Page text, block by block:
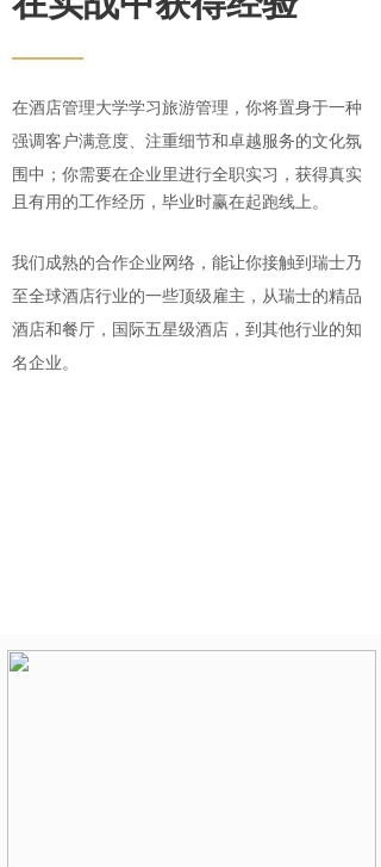
——
在酒店管理大学学习旅游管理，你将置身于一种
强调客户满意度、注重细节和卓越服务的文化氛
围中； 你需要在企业里进行全职实习，获得真实
且有用的工作经历，毕业时赢在起跑线上。
我们成熟的合作企业网络，能让你接触到瑞士乃
至全球酒店行业的一些顶级雇主，从瑞士的精品
酒店和餐厅，国际五星级酒店，到其他行业的知
名企业。